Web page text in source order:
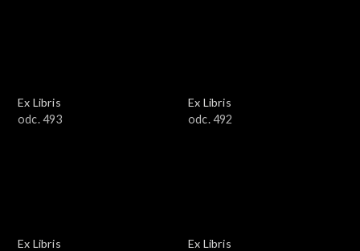
Ex Libris
odc. 493
Ex Libris
odc. 492
Ex Libris
Ex Libris